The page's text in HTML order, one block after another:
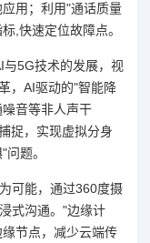
用；利用"通话质量
,快速定位故障点。
5G技术的发展，视
，AI驱动的"智能降
音等非人声干
捉，实现虚拟分身
题。
可能，通过360度摄
式沟通。"边缘计
节点，减少云端传